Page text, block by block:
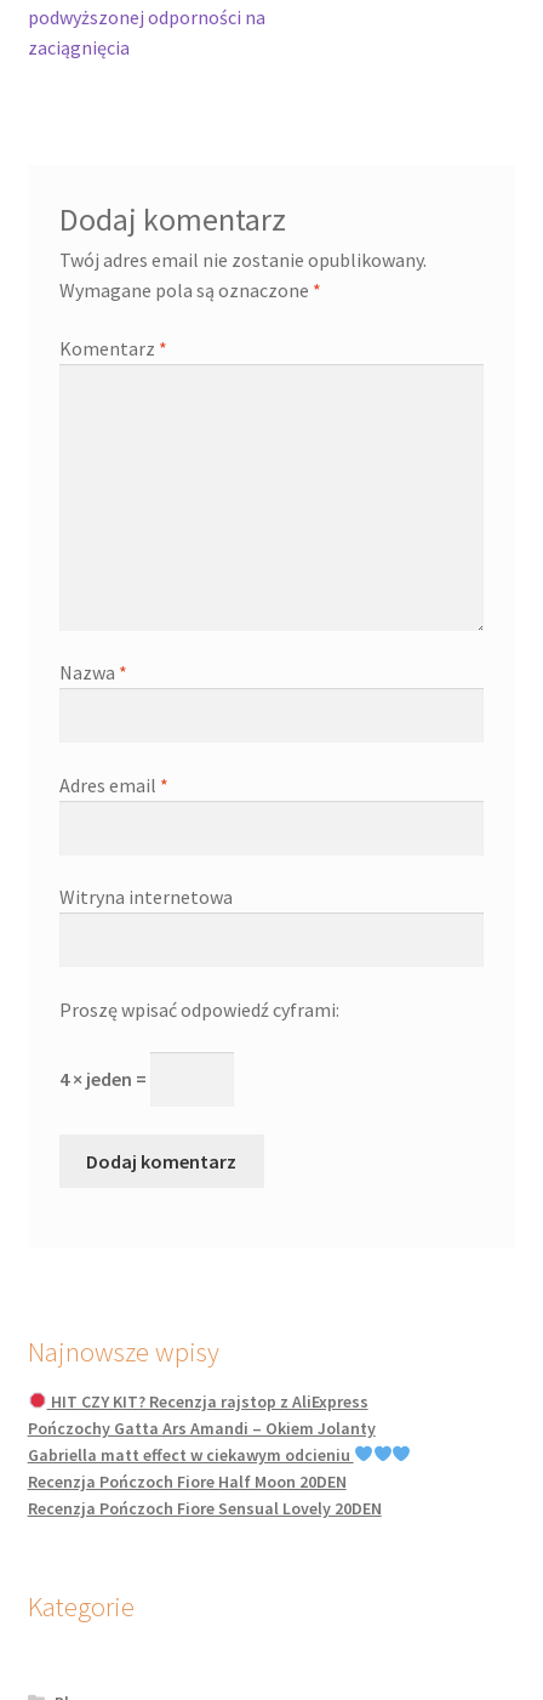
podwyższonej odporności na
zaciągnięcia
Dodaj komentarz
Twój adres email nie zostanie opublikowany.
Wymagane pola są oznaczone *
Komentarz *
Nazwa *
Adres email *
Witryna internetowa
Proszę wpisać odpowiedź cyframi:
4 × jeden =
Najnowsze wpisy
HIT CZY KIT? Recenzja rajstop z AliExpress
Pończochy Gatta Ars Amandi – Okiem Jolanty
Gabriella matt effect w ciekawym odcieniu
Recenzja Pończoch Fiore Half Moon 20DEN
Recenzja Pończoch Fiore Sensual Lovely 20DEN
Kategorie